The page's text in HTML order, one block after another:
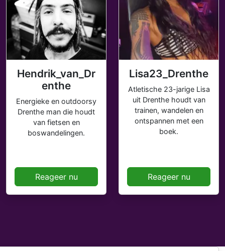
Hendrik_van_Dr
enthe
Energieke en outdoorsy
Drenthe man die houdt
van fietsen en
boswandelingen.
Reageer nu
Lisa23_Drenthe
Atletische 23-jarige Lisa
uit Drenthe houdt van
trainen, wandelen en
ontspannen met een
boek.
Reageer nu